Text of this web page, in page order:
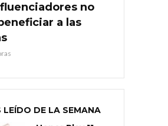
no
a las
LEÍDO DE LA SEMANA